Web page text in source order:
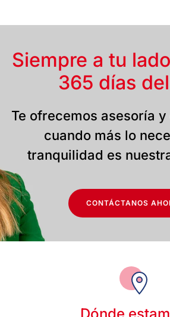
Siempre a tu
365 días
Te ofrecemos asesoría
cuando más lo
tranquilidad es
CONTÁCTANOS
Dónde